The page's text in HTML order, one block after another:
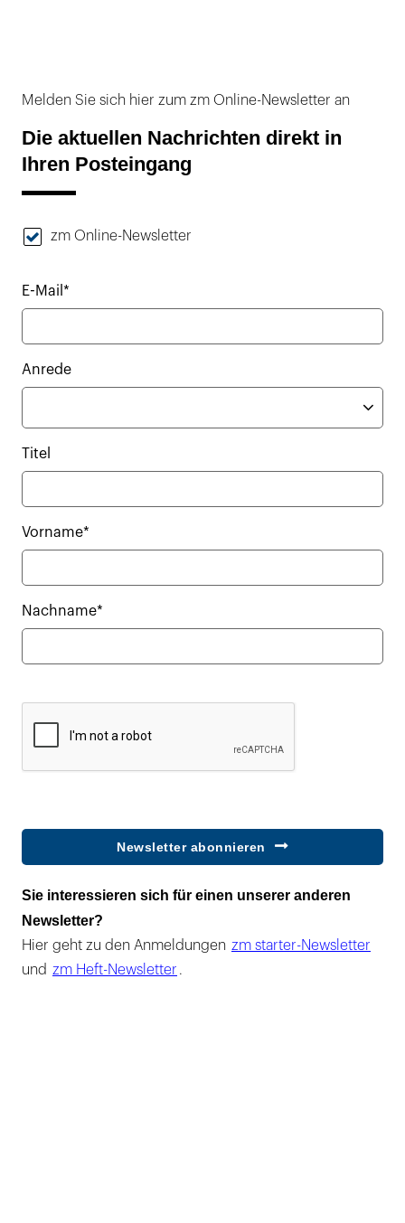
Melden Sie sich hier zum zm Online-Newsletter an
Die aktuellen Nachrichten direkt in
Ihren Posteingang
zm Online-Newsletter
E-Mail*
Anrede
Titel
Vorname*
Nachname*
Newsletter abonnieren
Sie interessieren sich für einen unserer anderen
Newsletter?
Hier geht zu den Anmeldungen zm starter-Newsletter
und zm Heft-Newsletter .